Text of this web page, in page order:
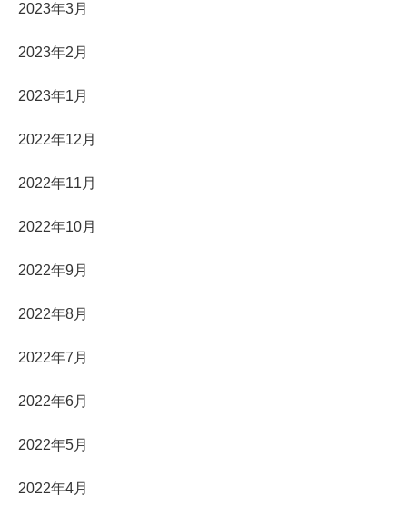
2023年3月
2023年2月
2023年1月
2022年12月
2022年11月
2022年10月
2022年9月
2022年8月
2022年7月
2022年6月
2022年5月
2022年4月